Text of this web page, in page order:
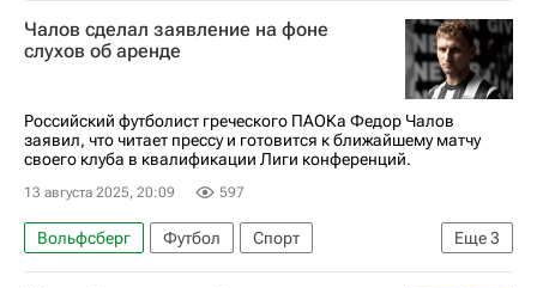
Риека
Чалов сделал заявление на фоне
слухов об аренде
Российский футболист греческого ПАОКа Федор Чалов
заявил, что читает прессу и готовится к ближайшему матчу
своего клуба в квалификации Лиги конференций.
13 августа 2025, 20:09 597
Еще3
Вольфсберг Футбол
Спорт
Федор Чалов
Кайсериспор ПАОК